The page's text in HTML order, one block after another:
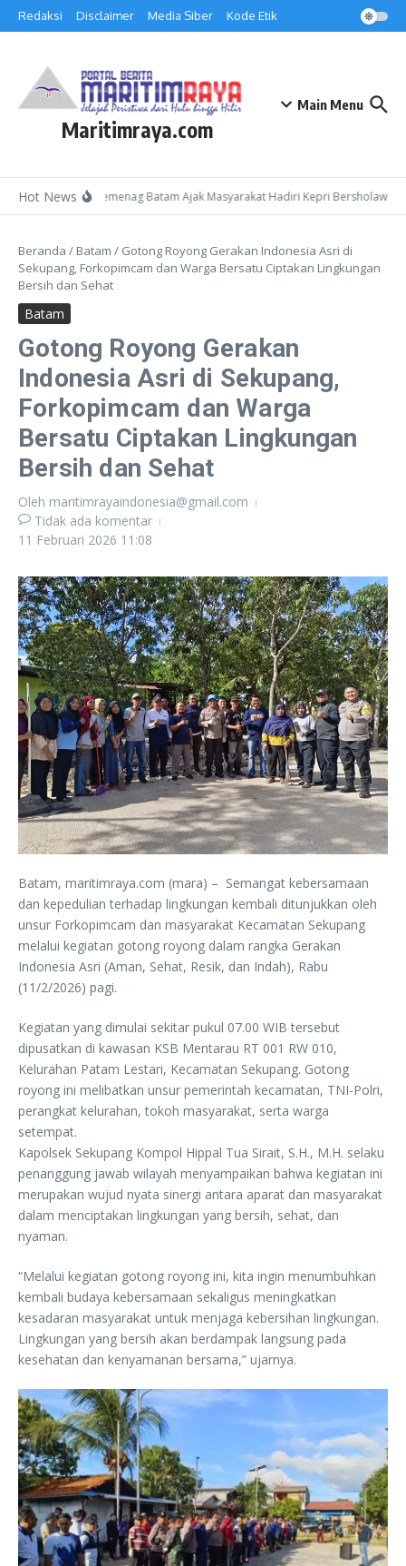
Lewati ke konten
Redaksi Disclaimer Media Siber Kode Etik
Maritimraya.com
Main Menu
Hot NewsKepala Kemenag Batam Ajak Masyarakat Hadiri Kepri Bersholawat 3
Beranda / Batam / Gotong Royong Gerakan Indonesia Asri di
Sekupang, Forkopimcam dan Warga Bersatu Ciptakan Lingkungan
Bersih dan Sehat
Batam
Gotong Royong Gerakan
Indonesia Asri di Sekupang,
Forkopimcam dan Warga
Bersatu Ciptakan Lingkungan
Bersih dan Sehat
Oleh maritimrayaindonesia@gmail.com
Tidak ada komentar
11 Februari 2026 11:08
Batam, maritimraya.com (mara) – Semangat kebersamaan
dan kepedulian terhadap lingkungan kembali ditunjukkan oleh
unsur Forkopimcam dan masyarakat Kecamatan Sekupang
melalui kegiatan gotong royong dalam rangka Gerakan
Indonesia Asri (Aman, Sehat, Resik, dan Indah), Rabu
(11/2/2026) pagi.
Kegiatan yang dimulai sekitar pukul 07.00 WIB tersebut
dipusatkan di kawasan KSB Mentarau RT 001 RW 010,
Kelurahan Patam Lestari, Kecamatan Sekupang. Gotong
royong ini melibatkan unsur pemerintah kecamatan, TNI-Polri,
perangkat kelurahan, tokoh masyarakat, serta warga
setempat.
Kapolsek Sekupang Kompol Hippal Tua Sirait, S.H., M.H. selaku
penanggung jawab wilayah menyampaikan bahwa kegiatan ini
merupakan wujud nyata sinergi antara aparat dan masyarakat
dalam menciptakan lingkungan yang bersih, sehat, dan
nyaman.
“Melalui kegiatan gotong royong ini, kita ingin menumbuhkan
kembali budaya kebersamaan sekaligus meningkatkan
kesadaran masyarakat untuk menjaga kebersihan lingkungan.
Lingkungan yang bersih akan berdampak langsung pada
kesehatan dan kenyamanan bersama,” ujarnya.